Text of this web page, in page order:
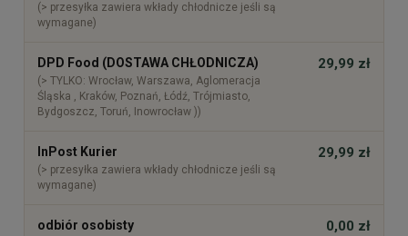
(> przesyłka zawiera wkłady chłodnicze jeśli są
wymagane)
DPD Food (DOSTAWA CHŁODNICZA)
(> TYLKO: Wrocław, Warszawa, Aglomeracja
Śląska , Kraków, Poznań, Łódź, Trójmiasto,
Bydgoszcz, Toruń, Inowrocław ))
29,99 zł
InPost Kurier
(> przesyłka zawiera wkłady chłodnicze jeśli są
wymagane)
29,99 zł
odbiór osobisty 0,00 zł